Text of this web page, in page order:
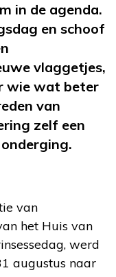
in de agenda.
en schoof
vlaggetjes,
wie wat beter
van
zelf een
van
het Huis van
werd
augustus naar